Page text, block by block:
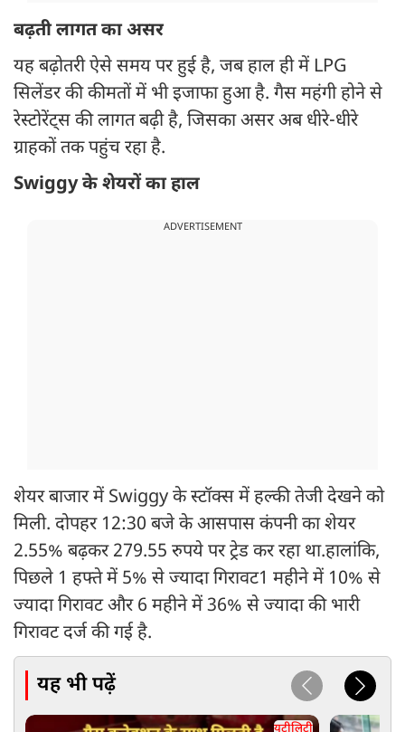
बढ़ती लागत का असर
यह बढ़ोतरी ऐसे समय पर हुई है, जब हाल ही में LPG
सिलेंडर की कीमतों में भी इजाफा हुआ है. गैस महंगी होने से
रेस्टोरेंट्स की लागत बढ़ी है, जिसका असर अब धीरे-धीरे
ग्राहकों तक पहुंच रहा है.
Swiggy के शेयरों का हाल
ADVERTISEMENT
शेयर बाजार में Swiggy के स्टॉक्स में हल्की तेजी देखने को
मिली. दोपहर 12:30 बजे के आसपास कंपनी का शेयर
2.55% बढ़कर 279.55 रुपये पर ट्रेड कर रहा था.हालांकि,
पिछले 1 हफ्ते में 5% से ज्यादा गिरावट1 महीने में 10% से
ज्यादा गिरावट और 6 महीने में 36% से ज्यादा की भारी
गिरावट दर्ज की गई है.
यह भी पढ़ें